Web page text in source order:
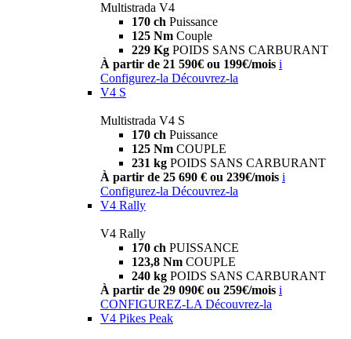
Multistrada V4
170 ch Puissance
125 Nm Couple
229 Kg POIDS SANS CARBURANT
À partir de 21 590€ ou 199€/mois i
Configurez-la Découvrez-la
V4 S
Multistrada V4 S
170 ch Puissance
125 Nm COUPLE
231 kg POIDS SANS CARBURANT
À partir de 25 690 € ou 239€/mois i
Configurez-la Découvrez-la
V4 Rally
V4 Rally
170 ch PUISSANCE
123,8 Nm COUPLE
240 kg POIDS SANS CARBURANT
À partir de 29 090€ ou 259€/mois i
CONFIGUREZ-LA Découvrez-la
V4 Pikes Peak